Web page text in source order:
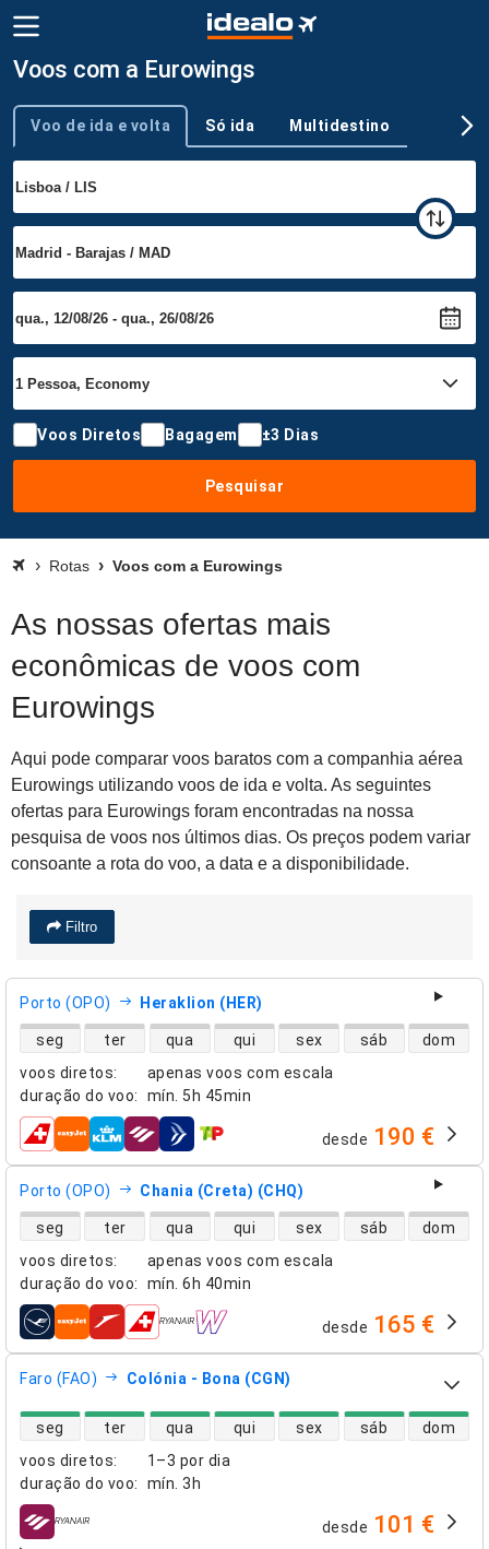
Voos com a Eurowings
Tipo de viagem
Voo de ida e volta Só ida Multidestino
Voos Diretos Bagagem ±3 Dias
Pesquisar
Rotas Voos com a Eurowings
As nossas ofertas mais
econômicas de voos com
Eurowings
Aqui pode comparar voos baratos com a companhia aérea
Eurowings utilizando voos de ida e volta. As seguintes
ofertas para Eurowings foram encontradas na nossa
pesquisa de voos nos últimos dias. Os preços podem variar
consoante a rota do voo, a data e a disponibilidade.
Filtro
Porto (OPO) Heraklion (HER)
voos diretos:
apenas voos com escala
duração do voo: mín. 5h 45min
disponibilidade de voos diretos
seg ter qua qui sex sáb dom
companhias aéreas desde 190 €
Porto (OPO) Chania (Creta) (CHQ)
voos diretos:
apenas voos com escala
duração do voo: mín. 6h 40min
disponibilidade de voos diretos
seg ter qua qui sex sáb dom
companhias aéreas desde 165 €
Faro (FAO) Colónia - Bona (CGN)
voos diretos:
1–3 por dia
duração do voo: mín. 3h
disponibilidade de voos diretos
seg ter qua qui sex sáb dom
companhias aéreas desde 101 €